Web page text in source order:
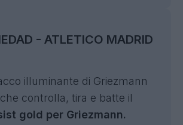
- ATLETICO MADRID
illuminante di Griezmann
controlla, tira e batte il
gold per Griezmann.